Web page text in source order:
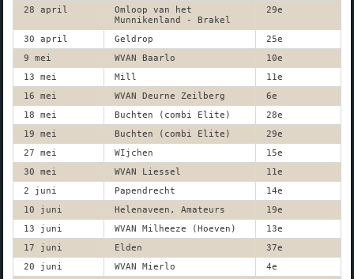
28 april
Omloop van het
Munnikenland - Brakel
29e
30 april Geldrop
25e
9 mei
WVAN Baarlo
10e
13 mei
Mill
11e
16 mei
WVAN Deurne Zeilberg
6e
18 mei
Buchten (combi Elite)
28e
19 mei
Buchten (combi Elite)
29e
27 mei
WIjchen
15e
30 mei
WVAN Liessel
11e
2 juni
Papendrecht
14e
10 juni
Helenaveen, Amateurs
19e
13 juni
WVAN Milheeze (Hoeven)
13e
17 juni
Elden
37e
20 juni
WVAN Mierlo
4e